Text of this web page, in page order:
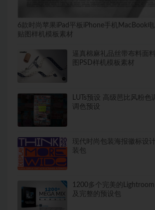
6款时尚苹果iPad平板iPhone手机MacBook
贴图样机模板素材
逼真棉麻礼品丝带布料面
图PSD样机模板素材
LUTs预设 高级芭比风粉色
调色预设
现代时尚包装海报徽标设
装包
1200多个完美的
及完整的预设包